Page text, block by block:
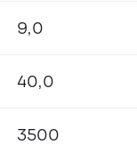
9,0
40,0
3500